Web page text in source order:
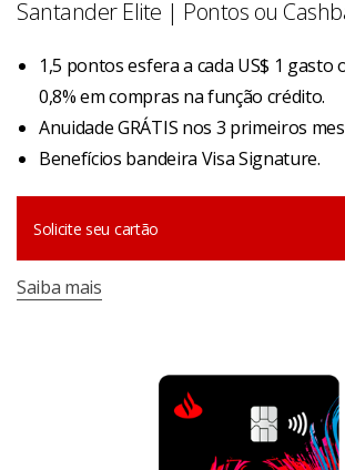
Santander Elite | Pontos ou
1,5 pontos esfera a cada US$ 1 gasto
0,8% em compras na função crédito.
Anuidade GRÁTIS nos 3 primeiros
Benefícios bandeira Visa Signature.
Solicite seu cartão
Saiba mais